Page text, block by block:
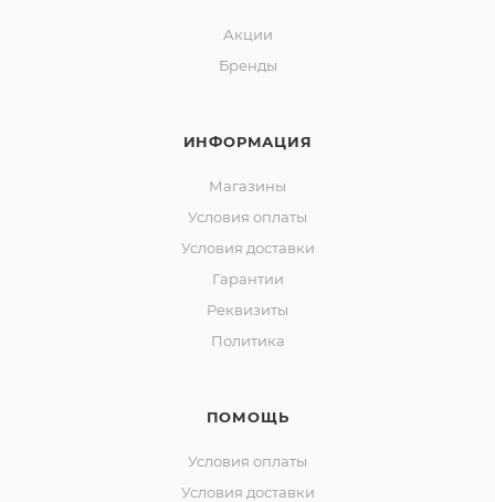
Акции
Бренды
ИНФОРМАЦИЯ
Магазины
Условия оплаты
Условия доставки
Гарантии
Реквизиты
Политика
ПОМОЩЬ
Условия оплаты
Условия доставки